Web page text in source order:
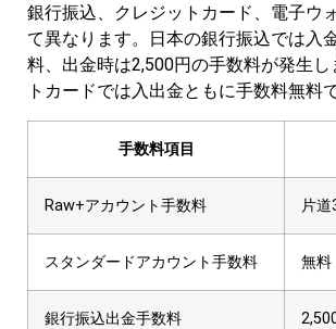
銀行振込、クレジットカード、電子ウ
て異なります。日本の銀行振込では入
料、出金時は2,500円の手数料が発生し
トカードでは入出金ともに手数料無料で
手数料項目
Raw+アカウント手数料 片
スタンダードアカウント手数料 無料
銀行振込出金手数料